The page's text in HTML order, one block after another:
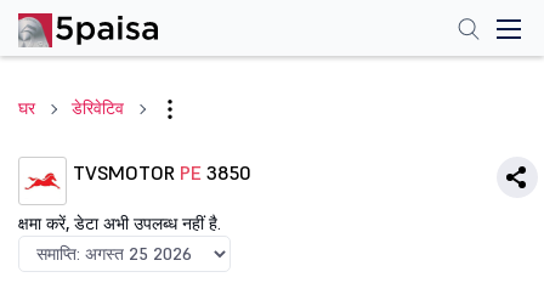
घर डेरिवेटिव
TVSMOTOR PE 3850
क्षमा करें, डेटा अभी उपलब्ध नहीं है.